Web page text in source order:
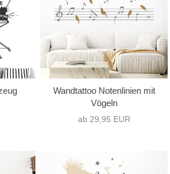
Wandtattoo Notenlinien mit
Vögeln
ab 29,95 EUR